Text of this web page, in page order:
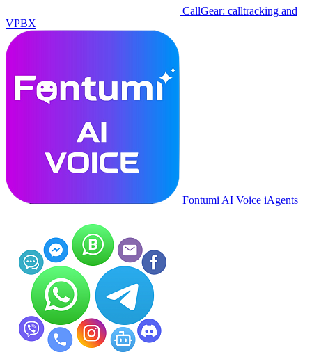
CallGear: calltracking and
VPBX
Fontumi AI Voice iAgents